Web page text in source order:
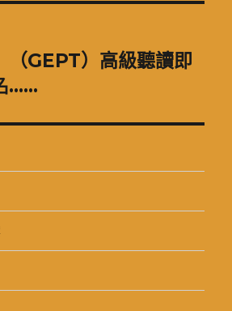
（GEPT）高級聽讀即
……